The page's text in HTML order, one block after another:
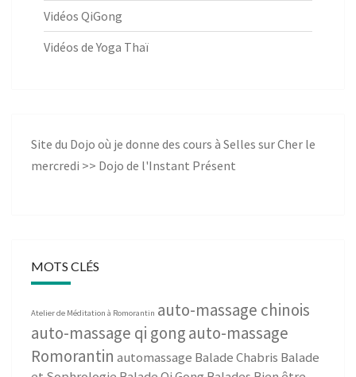
Vidéos QiGong
Vidéos de Yoga Thaï
Site du Dojo où je donne des cours à Selles sur Cher le
mercredi >> Dojo de l'Instant Présent
MOTS CLÉS
Atelier de Méditation à Romorantin auto-massage chinois
auto-massage qi gongauto-massage
Romorantin automassage Balade Chabris Balade